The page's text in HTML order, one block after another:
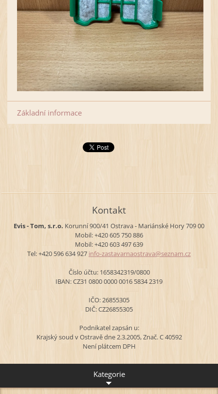
Základní informace
Kontakt
Evis - Tom, s.r.o. Korunní 900/41 Ostrava - Mariánské Hory709 00
Mobil: +420 605 750 886
Mobil: +420 603 497 639
Tel: +420 596 634 927 info-zastavarnaostrava@seznam.cz
Číslo účtu: 1658342319/0800
IBAN: CZ31 0800 0000 0016 5834 2319
IČO: 26855305
DIČ: CZ26855305
Podnikatel zapsán u:
Krajský soud v Ostravě dne 2.3.2005, Znač. C 40592
Není plátcem DPH
Kategorie